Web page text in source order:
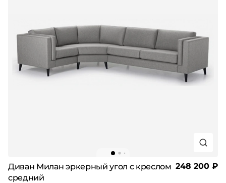
Диван Милан эркерный угол с креслом
средний
248 200 ₽